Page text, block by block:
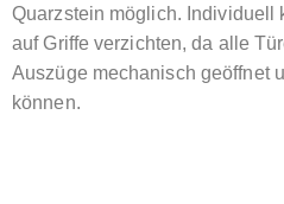
Quarzstein möglich. Individuell
auf Griffe verzichten, da alle
Auszüge mechanisch geöffnet
können.